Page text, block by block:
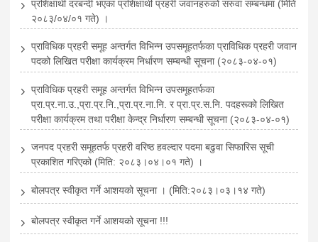
प्रशिक्षार्थी दरबन्दी भएका प्रशिक्षार्थी प्रहरी जवानहरुको सरुवा सम्बन्धमा (मिति
२०८३/०४/०१ गते) ।
प्राविधिक प्रहरी समूह अन्तर्गत विभिन्न उपसमूहतर्फका प्राविधिक प्रहरी जवान
पदको लिखित परीक्षा कार्यक्रम निर्धारण सम्बन्धी सूचना (२०८३-०४-०१)
प्राविधिक प्रहरी समूह अन्तर्गत विभिन्न उपसमूहतर्फका
प्रा.प्र.ना.उ.,प्रा.प्र.नि.,प्रा.प्र.ना.नि. र प्रा.प्र.स.नि. पदहरूको लिखित
परीक्षा कार्यक्रम तथा परीक्षा केन्द्र निर्धारण सम्बन्धी सूचना (२०८३-०४-०१)
जनपद प्रहरी समूहतर्फ प्रहरी वरिष्ठ हवल्दार पदमा बढुवा सिफारिस सूची
प्रकाशित गरिएको (मिति: २०८३।०४।०१ गते) ।
बोलपत्र स्वीकृत गर्ने आशयको सूचना । (मिति:२०८३।०३।१४ गते)
बोलपत्र स्वीकृत गर्ने आशयको सूचना !!!